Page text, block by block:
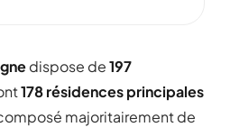
dispose de197
178 résidences principales
majoritairement de